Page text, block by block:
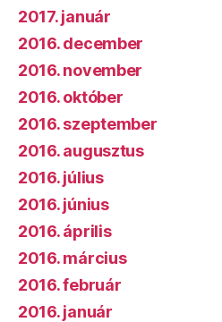
2017. január
2016. december
2016. november
2016. október
2016. szeptember
2016. augusztus
2016. július
2016. június
2016. április
2016. március
2016. február
2016. január